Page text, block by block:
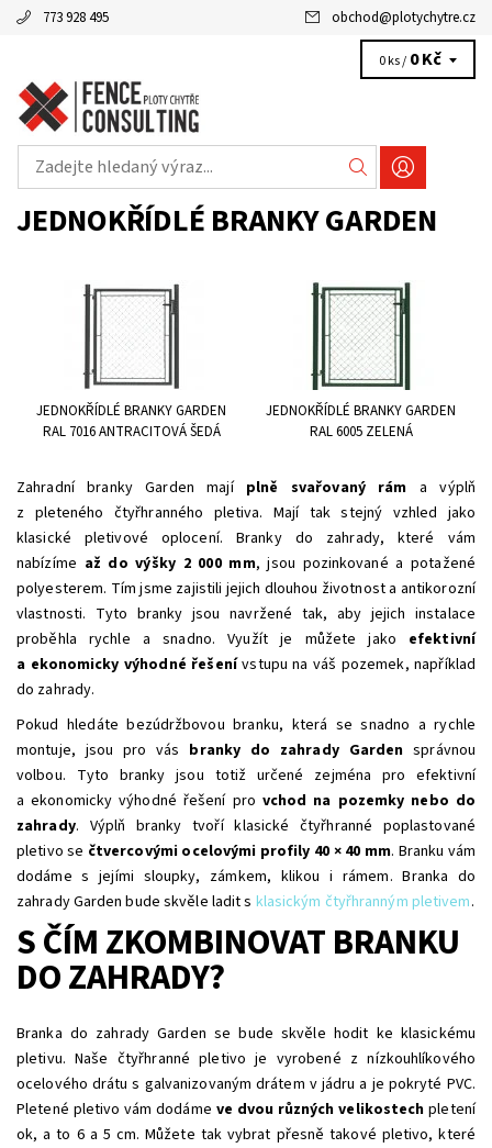
773 928 495 obchod@plotychytre.cz
0 ks / 0 Kč
JEDNOKŘÍDLÉ BRANKY GARDEN
JEDNOKŘÍDLÉ BRANKY GARDEN
RAL 7016 ANTRACITOVÁ ŠEDÁ
JEDNOKŘÍDLÉ BRANKY GARDEN
RAL 6005 ZELENÁ
Zahradní branky Garden mají plně svařovaný rám
a výplň
z pleteného čtyřhranného pletiva. Mají tak stejný vzhled jako
klasické pletivové oplocení. Branky do zahrady, které vám
nabízíme až do výšky 2 000 mm, jsou pozinkované a potažené
polyesterem. Tím jsme zajistili jejich dlouhou životnost a antikorozní
vlastnosti. Tyto branky jsou navržené tak, aby jejich instalace
proběhla rychle a snadno. Využít je můžete jako efektivní
a ekonomicky výhodné řešení vstupu na váš pozemek, například
do zahrady.
Pokud hledáte bezúdržbovou branku, která se snadno a rychle
montuje, jsou pro vás branky do zahrady Garden správnou
volbou. Tyto branky jsou totiž určené zejména pro efektivní
a ekonomicky výhodné řešení pro vchod na pozemky nebo do
zahrady. Výplň branky tvoří klasické čtyřhranné poplastované
pletivo se čtvercovými ocelovými profily 40 × 40 mm. Branku vám
dodáme s jejími sloupky, zámkem, klikou i rámem. Branka do
zahrady Garden bude skvěle ladit s klasickým čtyřhranným pletivem.
S ČÍM ZKOMBINOVAT BRANKU
DO ZAHRADY?
Branka do zahrady Garden se bude skvěle hodit ke klasickému
pletivu. Naše čtyřhranné pletivo je vyrobené z nízkouhlíkového
ocelového drátu s galvanizovaným drátem v jádru a je pokryté PVC.
Pletené pletivo vám dodáme ve dvou různých velikostech pletení
ok, a to 6 a 5 cm. Můžete tak vybrat přesně takové pletivo, které